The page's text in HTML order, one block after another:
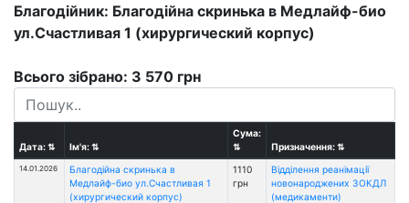
Благодійник: Благодійна скринька в Медлайф-био
ул.Счастливая 1 (хирургический корпус)
Всього зібрано: 3 570 грн
Дата:⇅ Ім'я:⇅
Сума:
⇅
Призначення:⇅
14.01.2026
Благодійна скринька в
Медлайф-био ул.Счастливая 1
(хирургический корпус)
1110
грн
Відділення реанімації
новонароджених ЗОКДЛ
(медикаменти)